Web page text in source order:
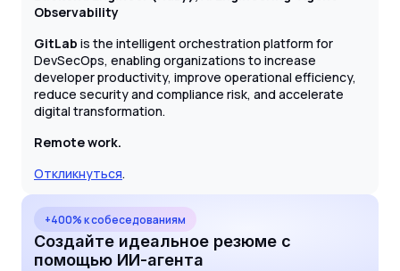
Observability
GitLab is the intelligent orchestration platform for
DevSecOps, enabling organizations to increase
developer productivity, improve operational efficiency,
reduce security and compliance risk, and accelerate
digital transformation.
Remote work.
Откликнуться.
+400% к собеседованиям
Создайте идеальное резюме с
помощью ИИ-агента